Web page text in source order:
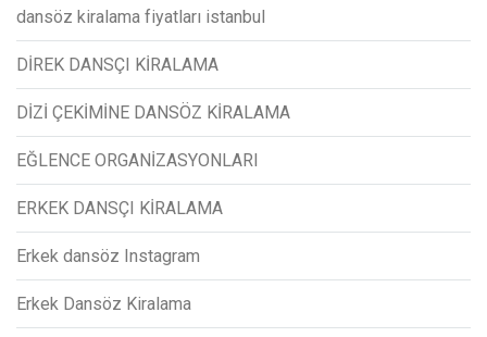
dansöz kiralama fiyatları istanbul
DİREK DANSÇI KİRALAMA
DİZİ ÇEKİMİNE DANSÖZ KİRALAMA
EĞLENCE ORGANİZASYONLARI
ERKEK DANSÇI KİRALAMA
Erkek dansöz Instagram
Erkek Dansöz Kiralama